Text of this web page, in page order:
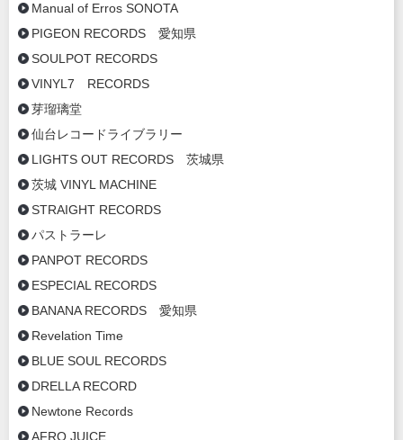
Manual of Erros SONOTA
PIGEON RECORDS 愛知県
SOULPOT RECORDS
VINYL7 RECORDS
芽瑠璃堂
仙台レコードライブラリー
LIGHTS OUT RECORDS 茨城県
茨城 VINYL MACHINE
STRAIGHT RECORDS
パストラーレ
PANPOT RECORDS
ESPECIAL RECORDS
BANANA RECORDS 愛知県
Revelation Time
BLUE SOUL RECORDS
DRELLA RECORD
Newtone Records
AFRO JUICE